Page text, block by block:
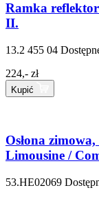
Ramka
II.
13.2 455 04
224,- zł
Kupić
Osłona
Limousine /
53.HE02069